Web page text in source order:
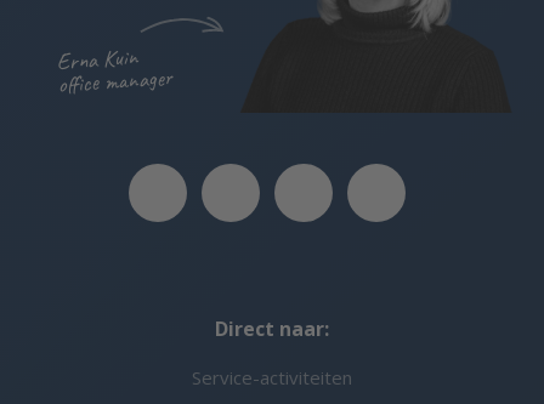
Erna Kuin
office manager
Direct naar:
Service-activiteiten